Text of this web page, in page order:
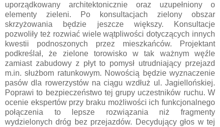
uporządkowany architektonicznie oraz uzupełniony o
elementy zieleni. Po konsultacjach zielony obszar
skrzyżowania będzie jeszcze większy. Konsultacje
pozwoliły też rozwiać wiele wątpliwości dotyczących innych
kwestii podnoszonych przez mieszkańców. Projektant
podkreślał, że zielone torowisko w tak ważnym węźle
zamiast zabudowy z płyt to pomysł utrudniający przejazd
m.in. służbom ratunkowym. Nowością będzie wyznaczenie
pasów dla rowerzystów na ciągu wzdłuż ul. Jagiellońskiej.
Poprawi to bezpieczeństwo tej grupy uczestników ruchu. W
ocenie ekspertów przy braku możliwości ich funkcjonalnego
połączenia to lepsze rozwiązania niż fragmenty
wydzielonych dróg bez przejazdów. Decydujący głos w tej